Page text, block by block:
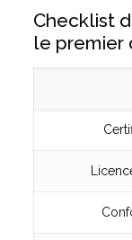
Checklist
le premier